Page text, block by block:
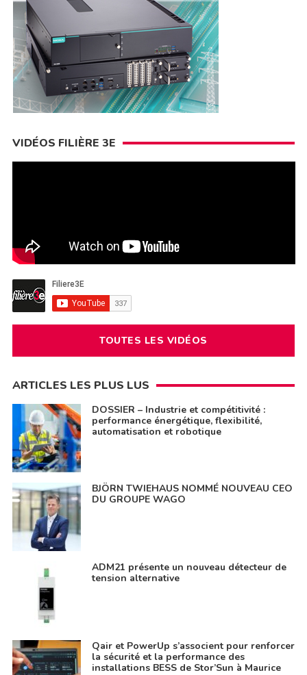
VIDÉOS FILIÈRE 3E
TOUTES LES VIDÉOS
ARTICLES LES PLUS LUS
DOSSIER – Industrie et compétitivité :
performance énergétique, flexibilité,
automatisation et robotique
BJÖRN TWIEHAUS NOMMÉ NOUVEAU CEO
DU GROUPE WAGO
ADM21 présente un nouveau détecteur de
tension alternative
Qair et PowerUp s’associent pour renforcer
la sécurité et la performance des
installations BESS de Stor’Sun à Maurice